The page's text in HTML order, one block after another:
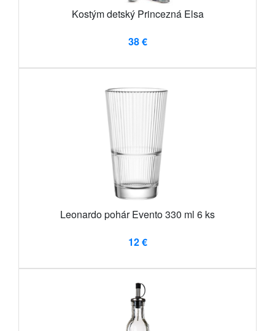
Kostým detský Princezná Elsa
38 €
Leonardo pohár Evento 330 ml 6 ks
12 €